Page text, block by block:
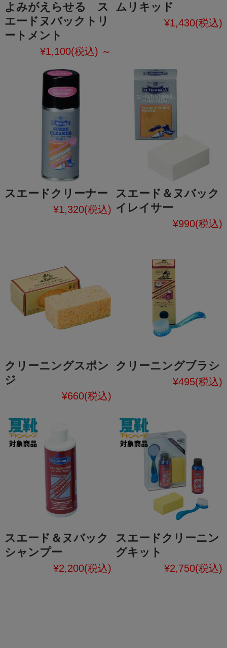
よみがえらせる ス
エードヌバックトリ
ートメント
¥1,100(税込) ～
ムリキッド
¥1,430(税込)
スエードクリーナー
¥1,320(税込)
スエード＆ヌバック
イレイサー
¥990(税込)
クリーニングスポン
ジ
¥660(税込)
クリーニングブラシ
¥495(税込)
スエード＆ヌバック
シャンプー
¥2,200(税込)
スエードクリーニン
グキット
¥2,750(税込)